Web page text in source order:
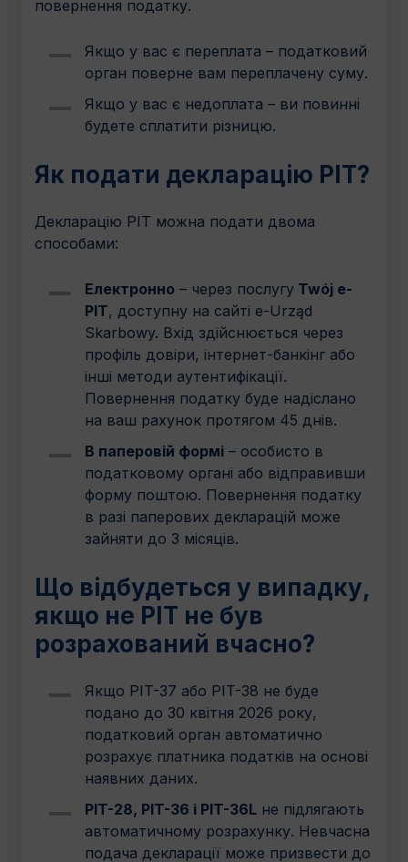
повернення податку.
Якщо у вас є переплата – податковий
орган поверне вам переплачену суму.
Якщо у вас є недоплата – ви повинні
будете сплатити різницю.
Як подати декларацію PIT?
Декларацію PIT можна подати двома
способами:
Електронно – через послугу Twój e-
PIT, доступну на сайті e-Urząd
Skarbowy. Вхід здійснюється через
профіль довіри, інтернет-банкінг або
інші методи аутентифікації.
Повернення податку буде надіслано
на ваш рахунок протягом 45 днів.
В паперовій формі – особисто в
податковому органі або відправивши
форму поштою. Повернення податку
в разі паперових декларацій може
зайняти до 3 місяців.
Що відбудеться у випадку,
якщо не РIT не був
розрахований вчасно?
Якщо PIT-37 або PIT-38 не буде
подано до 30 квітня 2026 року,
податковий орган автоматично
розрахує платника податків на основі
наявних даних.
PIT-28, PIT-36 і PIT-36L не підлягають
автоматичному розрахунку. Невчасна
подача декларації може призвести до